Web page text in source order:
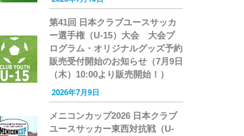
第41回 日本クラブユースサッカ
ー選手権（U-15）大会 大会プ
ログラム・オリジナルグッズ予約
販売受付開始のお知らせ（7月9日
（木）10:00より販売開始！）
2026年7月9日
メニコンカップ2026 日本クラブ
ユースサッカー東西対抗戦（U-